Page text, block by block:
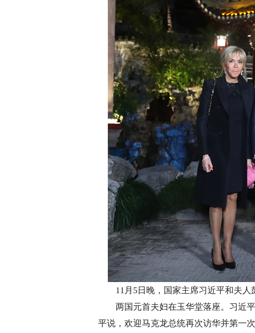
11月5日晚，国家主席习近平和夫人
两国元首夫妇在玉华堂落座。习近平
平说，欢迎马克龙总统再次访华并第一